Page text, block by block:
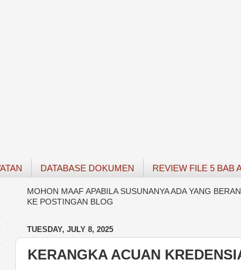
DATABASE DOKUMEN REVIEW FILE 5 BAB
MOHON MAAF APABILA SUSUNANYA ADA YANG
KE POSTINGAN BLOG
TUESDAY, JULY 8, 2025
KERANGKA ACUAN